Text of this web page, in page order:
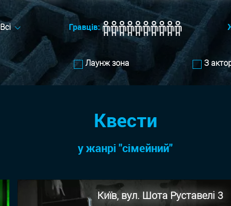
Всі Гравців:
Лаунж зона З
Квести
у жанрi "сімейний"
Київ, вул. Шота Руставелі 3